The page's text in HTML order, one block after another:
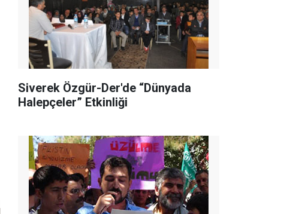
Siverek Özgür-Der'de “Dünyada
Halepçeler” Etkinliği